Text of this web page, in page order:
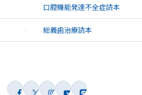
口腔機能発達不全症読本
総義歯治療読本